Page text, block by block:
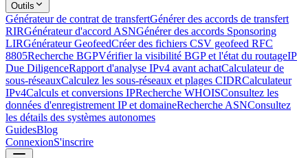
Outils
Générateur de contrat de transfertGénérer des accords de transfert
RIRGénérateur d'accord ASNGénérer des accords Sponsoring
LIRGénérateur GeofeedCréer des fichiers CSV geofeed RFC
8805Recherche BGPVérifier la visibilité BGP et l'état du routageIP
Due DiligenceRapport d'analyse IPv4 avant achatCalculateur de
sous-réseauxCalculez les sous-réseaux et plages CIDRCalculateur
IPv4Calculs et conversions IPRecherche WHOISConsultez les
données d'enregistrement IP et domaineRecherche ASNConsultez
les détails des systèmes autonomes
GuidesBlog
ConnexionS'inscrire